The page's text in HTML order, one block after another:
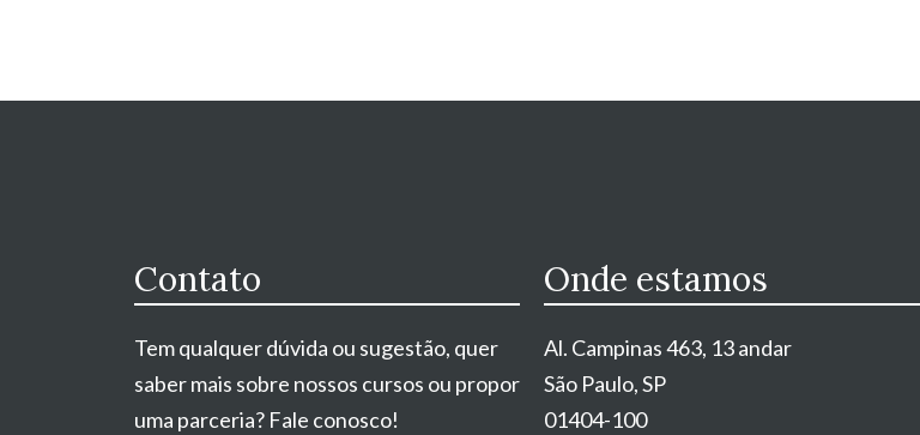
Contato
Tem qualquer dúvida ou sugestão, quer
saber mais sobre nossos cursos ou propor
uma parceria? Fale conosco!
Onde estamos
Al. Campinas 463, 13 andar
São Paulo, SP
01404-100